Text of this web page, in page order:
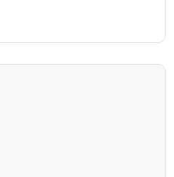
นน้ำสงกรานต์ มาฝากพ่อแม่ให้ได้ระ